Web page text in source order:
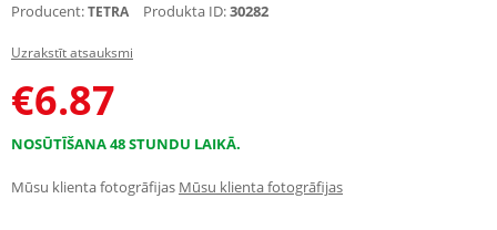
Producent:TETRA Produkta ID:30282
Uzrakstīt atsauksmi
€6.87
NOSŪTĪŠANA 48 STUNDU LAIKĀ.
Mūsu klienta fotogrāfijas Mūsu klienta fotogrāfijas